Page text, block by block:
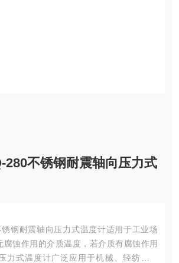
280不锈钢耐震轴向压力式
钢耐震轴向压力式温度计适用于工业场
腐蚀作用的介质温度，若介质有腐蚀作用
力式温度计广泛应用于机械、轻纺、化